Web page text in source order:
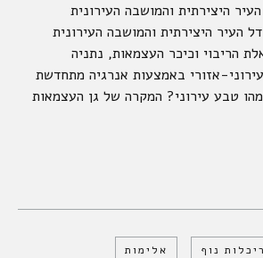
היצירתית והמושבה העירונית
העיר היצירתית והמושבה העירונית
הריבוי וכיכר העצמאות, נתניה
אזורי באמצעות אנרגיה מתחדשת
מהו טבע עירוני? המקרה של גן העצמאות
נוף אלימות